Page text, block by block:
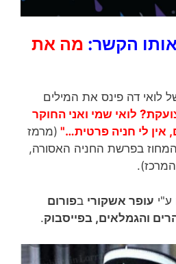
הקשר: מה את
לואי דה פינס את המילים
לואי שמי ואני החוקר
אין לי חניה פרטית…" (מרמז
בפרשת החניה האסורה,
עופר אשקורי בפורום
והגמלאים, בפייסבוק.